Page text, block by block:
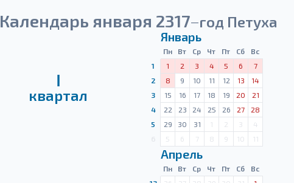
Календарь января 2317—год Петуха
Ⅰ
квартал
Январь
Пн Вт Ср Чт Пт Сб
Вс
1
1 2 3 4 5 6
7
2
8 9 10 11 12 13
14
3
15 16 17 18 19 20
21
4
22 23 24 25 26 27
28
5
29 30 31 1 2 3
4
5 6 7 8 9 10 11
Апрель
Пн Вт Ср Чт Пт Сб
Вс